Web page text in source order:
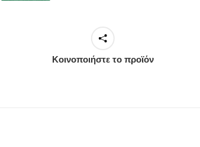
Κοινοποιήστε το προϊόν